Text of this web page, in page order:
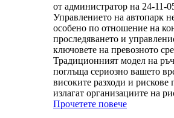
от администратор на 24-11-
Управлението на автопарк
особено по отношение на
проследяването и
ключовете на превозното
Традиционният модел на
поглъща сериозно вашето
високите разходи и рискове
излагат организациите на
Прочетете повече